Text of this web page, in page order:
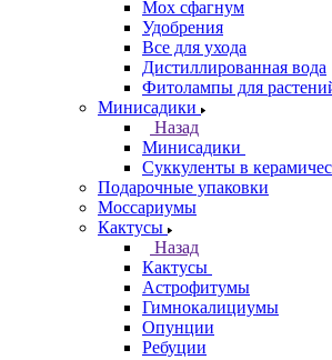
Мох сфагнум
Удобрения
Все для ухода
Дистиллированная вода
Фитолампы для
Минисадики
Назад
Минисадики
Суккуленты в
Подарочные упаковки
Моссариумы
Кактусы
Назад
Кактусы
Астрофитумы
Гимнокалициумы
Опунции
Ребуции